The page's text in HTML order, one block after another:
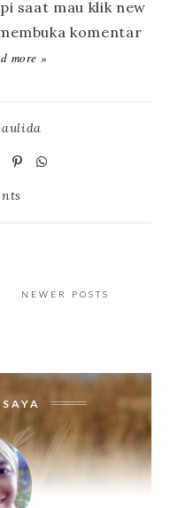
more »
NEWER POSTS